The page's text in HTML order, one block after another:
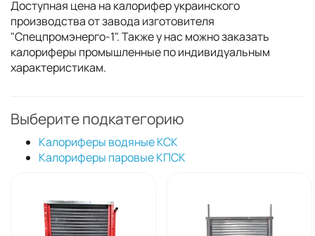
Доступная цена на калорифер украинского
производства от завода изготовителя
"Спецпромэнерго-1". Также у нас можно заказать
калориферы промышленные по индивидуальным
характеристикам.
Выберите подкатегорию
Калориферы водяные КСК
Калориферы паровые КПСК